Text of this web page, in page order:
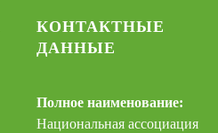
КОНТАКТНЫЕ
ДАННЫЕ
Полное наименование:
Национальная ассоциация